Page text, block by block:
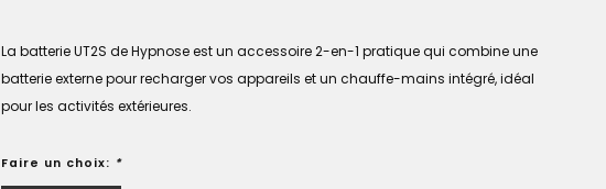
La batterie UT2S de Hypnose est un accessoire 2-en-1 pratique qui combine une
batterie externe pour recharger vos appareils et un chauffe-mains intégré, idéal
pour les activités extérieures.
Faire un choix: *